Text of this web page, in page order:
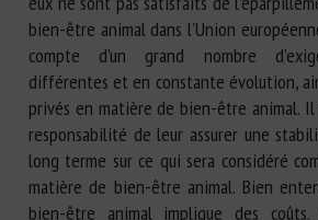
bien-être animal dans l’Union
compte d’un grand nombre
différentes et en constante évolution,
privés en matière de bien-être animal.
responsabilité de leur assurer une
long terme sur ce qui sera considéré
matière de bien-être animal. Bien
bien-être animal implique des coûts.